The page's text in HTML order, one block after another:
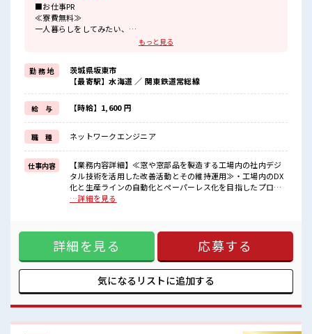
■お仕事PR
≪寮費無料≫
一人暮らしをしてみたい、
地元から出て新しい場所で働いてみたい、
り」のお仕事です！
赴任地までの交通費も当社が負担(規定有)！
遠方の方もご安心して応募ください！
≪1日1時間程の残業で収入アップ≫
残業は月20時間未満で、
ほどよく稼げます♪
≪土日祝休のお仕事≫
家族や友人と一緒にプライベート満喫！
≪髪色自由で自分らしく働く≫
明るすぎたり奇抜でなければ基本的に自由！
(規定有)
■職場の雰囲気
のんびりスマホチェック♪
持ち物が多いあなたにもぴったり☆
ロッカー付き職場♪
#ryo
もっと見る
勤 務 地
茨城県坂東市
【最寄駅】水海道 ／ 関東鉄道常総線
給 与 【時給】1,600 円
職 種 ネットワークエンジニア
仕事内容
【業務内容詳細】≪窓や窓部品を製造する工場内の社内デジ
タル技術を活用した改善活動とその維持運用≫・工場内のDX
化と生産ラインの自動化とペーパーレス化を目指したプログ
ラミング。・やる気がある方なら初心者でもOK！しっかり教
テンツ開発修正も行います) ※寮アリのお仕事！一人暮らしス
タートにもピッタリ♪ ■お仕事PR ≪寮費無料≫ 一人暮らしを
してみたい、 地元から出て新しい場所で働いてみたい、 すぐ
に働けて稼げる仕事がしたい…そんな方にピッタリな「寮あ
り」のお仕事です！ 赴任地までの交通費も当社が負担(規定
有)！ 遠方の方もご安心して応募ください！ ≪1日1時間程の
す♪ ≪土日祝休のお仕事≫ 家族や友人と一緒にプライベート
満喫！ ≪髪色自由で自分らしく働く≫ 明るすぎたり奇抜でな
…詳細を見る
詳細を見る 応募する
気になるリストに追加する